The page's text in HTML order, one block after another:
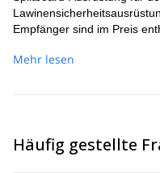
Tägliches
Einführung in
Verständnis
Skifahren und
Empfänger sind im Preis
Praxistag.
Mehr lesen
Häufig gestellte